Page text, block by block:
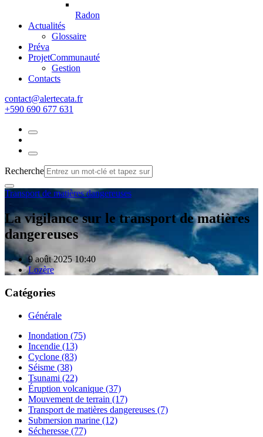
Radon
Actualités
Glossaire
Préva
ProjetCommunauté
Gestion
Contacts
rf.atacetrela@tcatnoc
+590 690 677 631
Recherche
Transport de matières dangereuses
La vigilance sur le transport de matières
dangereuses
9 août 2025 10:40
Lozère
Catégories
Générale
Inondation (75)
Incendie (13)
Cyclone (83)
Séisme (38)
Tsunami (22)
Éruption volcanique (37)
Mouvement de terrain (17)
Transport de matières dangereuses (7)
Submersion marine (12)
Sécheresse (77)